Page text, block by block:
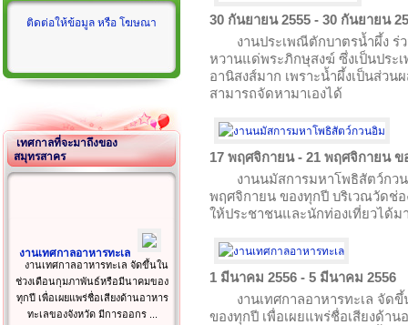
ติดต่อให้ข้อมูล หรือ โฆษณา
เทศกาลที่จะมาถึงของ
สมุทรสาคร
งานเทศกาลอาหารทะเล
งานเทศกาลอาหารทะเล จัดขึ้นใน
ช่วงเดือนกุมภาพันธ์หรือมีนาคมของ
ทุกปี เพื่อเผยแพร่ชื่อเสียงด้านอาหาร
ทะเลของจังหวัด มีการออกร ...
30 กันยายน 2555 - 30 กันยายน
งานประเพณีตักบาตรน้ำผึ้ง
หวานแด่พระภิกษุสงฆ์ ซึ่งเป็นประ
อานิสงส์มาก เพราะน้ำผึ้งเป็นส่ว
สามารถจัดหามาเองได้
17 พฤศจิกายน - 21 พฤศจิกายน ข
งานนมัสการมหาโพธิสัตว์กว
พฤศจิกายน ของทุกปี บริเวณวัดช่
ให้ประชาชนและนักท่องเที่ยวได้
1 มีนาคม 2556 - 5 มีนาคม 2556
งานเทศกาลอาหารทะเล จั
ของทุกปี เพื่อเผยแพร่ชื่อเสียงด้า